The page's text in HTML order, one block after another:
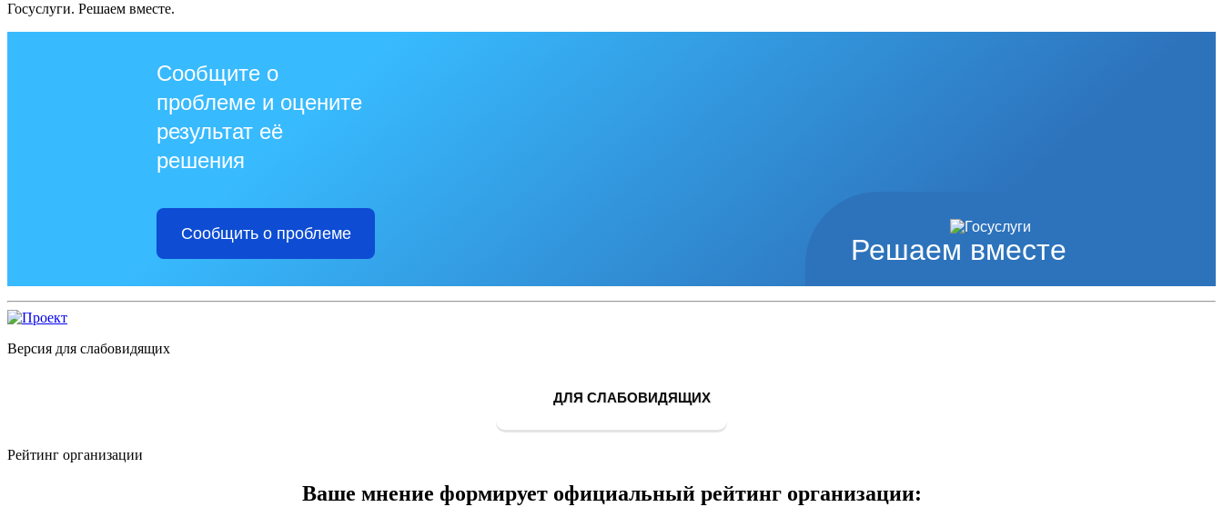
Госуслуги. Решаем вместе.
Решаем вместе
Сообщите о
проблеме и оцените
результат её
решения
Сообщить о проблеме
Версия для слабовидящих
ДЛЯ СЛАБОВИДЯЩИХ
Рейтинг организации
Ваше мнение формирует официальный рейтинг организации: